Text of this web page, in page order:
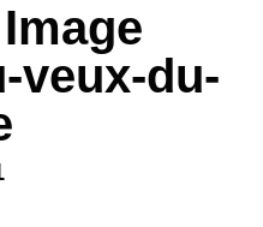
veux-du-